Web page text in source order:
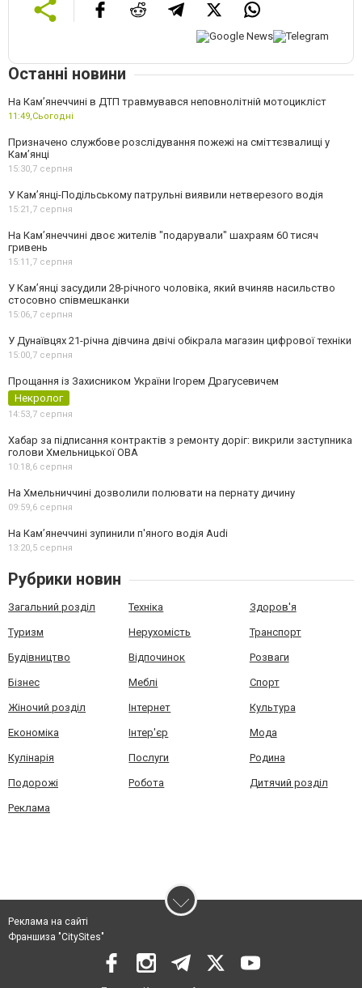
Останні новини
На Кам’янеччині в ДТП травмувався неповнолітній мотоцикліст
11:49,Сьогодні
Призначено службове розслідування пожежі на сміттєзвалищі у
Кам’янці
15:30,7 серпня
У Кам’янці-Подільському патрульні виявили нетверезого водія
15:21,7 серпня
На Камʼянеччині двоє жителів "подарували" шахраям 60 тисяч
гривень
15:11,7 серпня
У Камʼянці засудили 28-річного чоловіка, який вчиняв насильство
стосовно співмешканки
15:06,7 серпня
У Дунаївцях 21-річна дівчина двічі обікрала магазин цифрової техніки
15:00,7 серпня
Прощання із Захисником України Ігорем Драгусевичем
Некролог
14:53,7 серпня
Хабар за підписання контрактів з ремонту доріг: викрили заступника
голови Хмельницької ОВА
10:18,6 серпня
На Хмельниччині дозволили полювати на пернату дичину
09:59,6 серпня
На Камʼянеччині зупинили п'яного водія Audi
13:20,5 серпня
Рубрики новин
Загальний розділ Техніка Здоров'я
Туризм Нерухомість Транспорт
Будівництво Відпочинок Розваги
Бізнес Меблі Спорт
Жіночий розділ Інтернет Культура
Економіка Інтер'єр Мода
Кулінарія Послуги Родина
Подорожі Робота Дитячий розділ
Реклама
Реклама на сайті
Франшиза "CitySites"